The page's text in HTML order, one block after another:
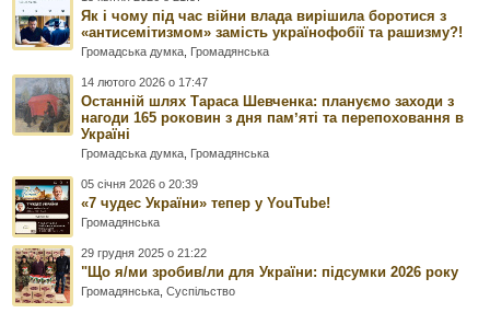
Як і чому під час війни влада вирішила боротися з
«антисемітизмом» замість українофобії та рашизму?!
Громадська думка Громадянська
14 лютого 2026 о 17:47
Останній шлях Тараса Шевченка: плануємо заходи з
нагоди 165 роковин з дня памʼяті та перепоховання в
Україні
Громадська думка Громадянська
05 січня 2026 о 20:39
«7 чудес України» тепер у YouTube!
Громадянська
29 грудня 2025 о 21:22
"Що я/ми зробив/ли для України: підсумки 2026 року
Громадянська ,Суспільство